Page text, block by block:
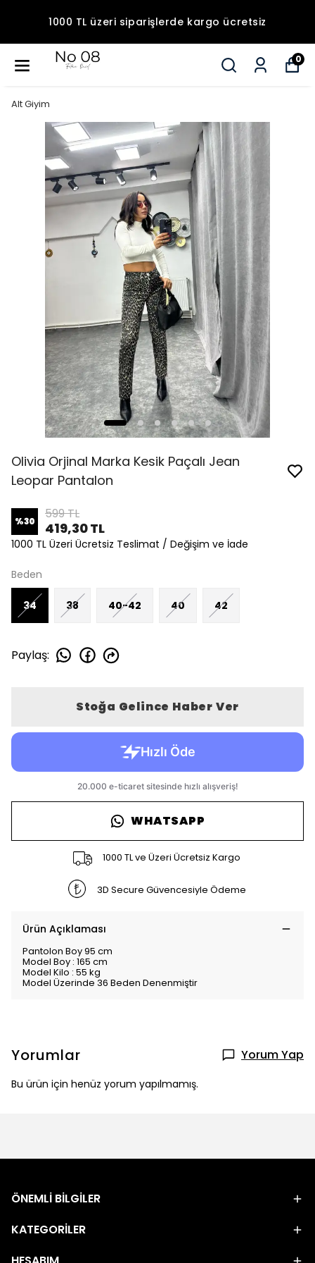
1000 TL üzeri siparişlerde kargo ücretsiz
0
Alt Giyim
Olivia Orjinal Marka Kesik Paçalı Jean
Leopar Pantalon
%30 599 TL
419,30 TL
1000 TL Üzeri Ücretsiz Teslimat / Değişim ve İade
Beden
34 38 40-42 40 42
Paylaş:
Stoğa Gelince Haber Ver
WHATSAPP
1000 TL ve Üzeri Ücretsiz Kargo
3D Secure Güvencesiyle Ödeme
Ürün Açıklaması
Pantolon Boy 95 cm
Model Boy : 165 cm
Model Kilo : 55 kg
Model Üzerinde 36 Beden Denenmiştir
Yorumlar Yorum Yap
Bu ürün için henüz yorum yapılmamış.
ÖNEMLİ BİLGİLER
KATEGORİLER